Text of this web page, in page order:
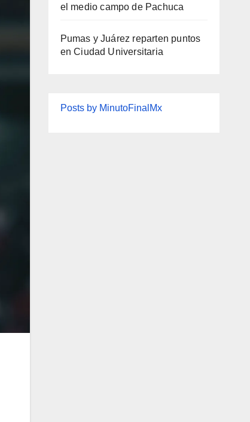
el medio campo de Pachuca
Pumas y Juárez reparten puntos
en Ciudad Universitaria
Posts by MinutoFinalMx